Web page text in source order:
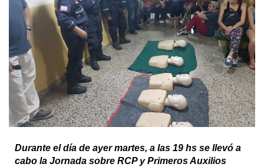
Durante el día de ayer martes, a las 19 hs se llevó a
cabo la Jornada sobre RCP y Primeros Auxilios